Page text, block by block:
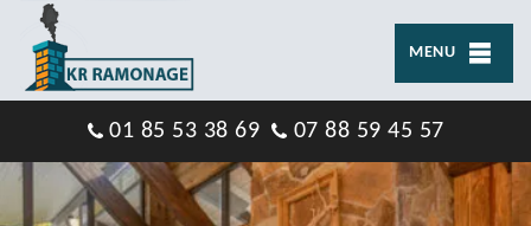
MENU
01 85 53 38 69 07 88 59 45 57